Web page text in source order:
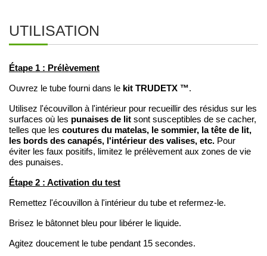
UTILISATION
Étape 1 : Prélèvement
Ouvrez le tube fourni dans le kit TRUDETX ™.
Utilisez l'écouvillon à l'intérieur pour recueillir des résidus sur les
surfaces où les punaises de lit sont susceptibles de se cacher,
telles que les coutures du matelas, le sommier, la tête de lit,
les bords des canapés, l'intérieur des valises, etc. Pour
éviter les faux positifs, limitez le prélèvement aux zones de vie
des punaises.
Étape 2 : Activation du test
Remettez l'écouvillon à l'intérieur du tube et refermez-le.
Brisez le bâtonnet bleu pour libérer le liquide.
Agitez doucement le tube pendant 15 secondes.